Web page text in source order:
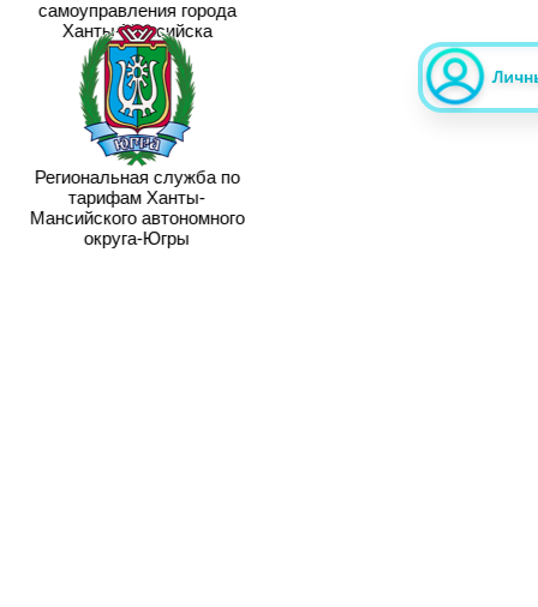
самоуправления города
Ханты-Мансийска
Региональная служба по
тарифам Ханты-
Мансийского автономного
округа-Югры